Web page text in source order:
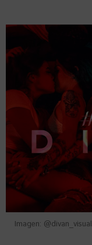
Imagen: @divan_visual